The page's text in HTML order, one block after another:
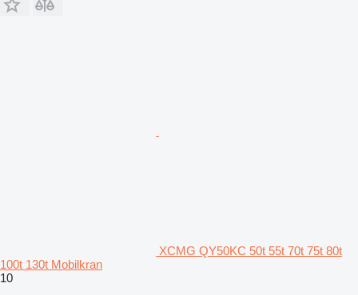
XCMG QY50KC 50t 55t 70t 75t 80t
100t 130t Mobilkran
10